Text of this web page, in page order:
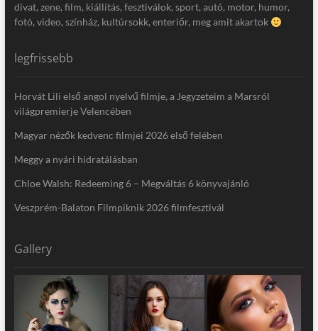
divat, zene, film, kiállítás, fesztiválok, sport, autó, motor, humor,
fotó, video, színház, kultúrsokk, enteriőr, meg amit akartok
legfrissebb
Horvát Lili első angol nyelvű filmje, a Jegyzeteim a Marsról
világpremierje Velencében
Magyar nézők kedvenc filmjei 2026 első felében
Meggy a nyári hidratálásban
Chloe Walsh: Redeeming 6 – Megváltás 6 könyvajánló
Veszprém-Balaton Filmpiknik 2026 filmfesztivál
Gallery